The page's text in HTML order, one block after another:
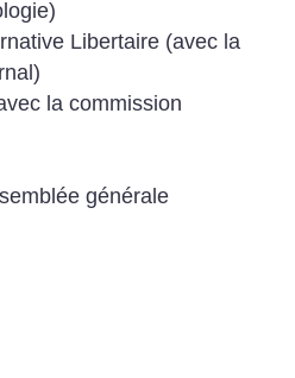
Libertaire (avec la
la commission
générale